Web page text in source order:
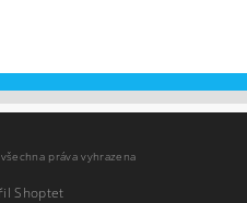
práva vyhrazena
Shoptet